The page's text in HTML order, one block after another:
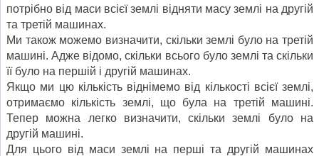
потрібно від маси всієї землі відняти масу землі на другій
та третій машинах.
Ми також можемо визначити, скільки землі було на третій
машині. Адже відомо, скільки всього було землі та скільки
її було на першій і другій машинах.
Якщо ми цю кількість віднімемо від кількості всієї землі,
отримаємо кількість землі, що була на третій машині.
Тепер можна легко визначити, скільки землі було на
другій машині.
Для цього від маси землі на перші та другій машинах